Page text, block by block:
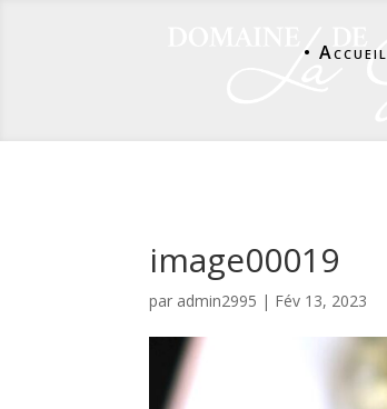
• Accueil
image00019
par admin2995 | Fév 13, 2023